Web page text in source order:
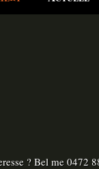
? Bel me 0472